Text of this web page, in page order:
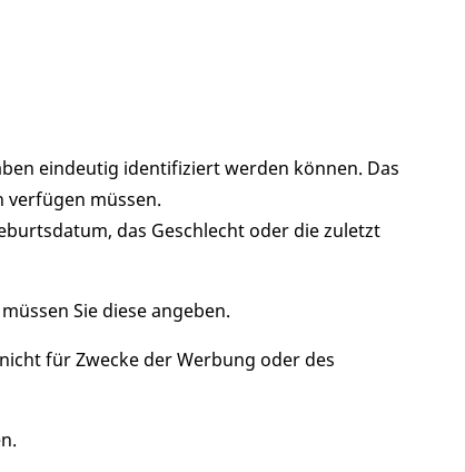
eindeutig identifiziert werden können. Das
verfügen müssen.
das Geschlecht oder die zuletzt
Sie diese angeben.
für Zwecke der Werbung oder des